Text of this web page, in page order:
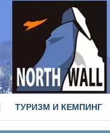
ТУРИЗМ И КЕМПИНГ